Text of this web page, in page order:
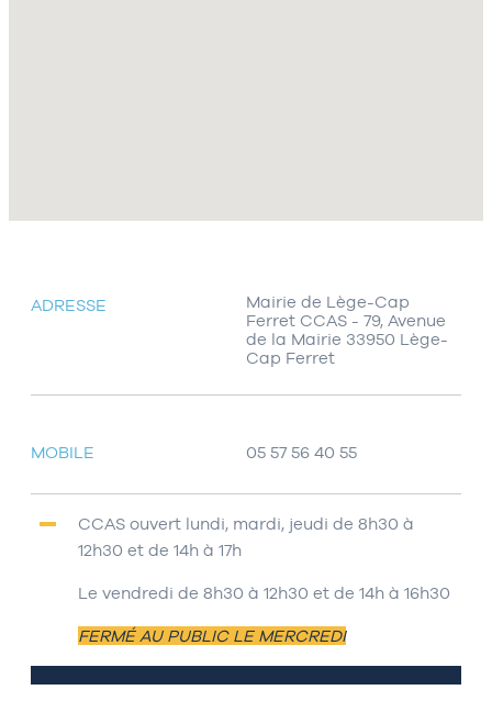
ADRESSE
Mairie de Lège-Cap
Ferret CCAS - 79, Avenue
de la Mairie 33950 Lège-
Cap Ferret
MOBILE 05 57 56 40 55
CCAS ouvert lundi, mardi, jeudi de 8h30 à
12h30 et de 14h à 17h
Le vendredi de 8h30 à 12h30 et de 14h à 16h30
FERMÉ AU PUBLIC LE MERCREDI